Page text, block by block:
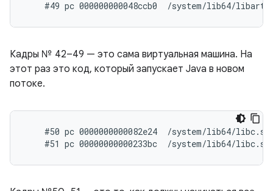
Кадры № 42–49 — это сама виртуальная машина. На
этот раз это код, который запускает Java в новом
потоке.
#50 pc 0000000000082e24  /system/lib64/